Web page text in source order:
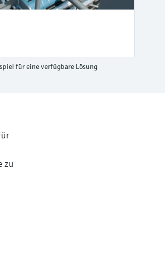
für eine verfügbare Lösung
zu